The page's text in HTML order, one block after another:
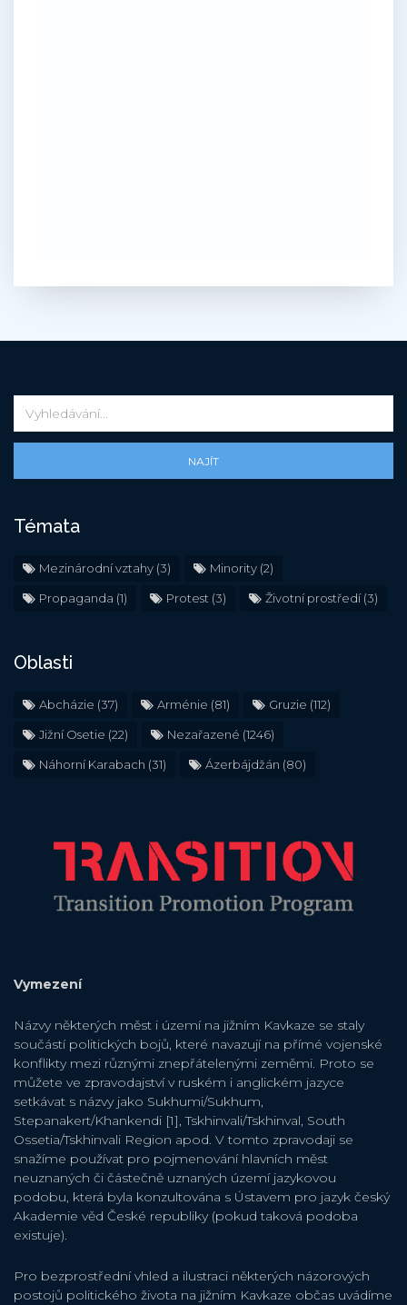
NAJÍT
Témata
Mezinárodní vztahy (3) Minority (2)
Propaganda (1) Protest (3) Životní prostředí(3)
Oblasti
Abcházie (37) Arménie (81) Gruzie (112)
Jižní Osetie (22) Nezařazené (1246)
Náhorní Karabach (31) Ázerbájdžán (80)
Vymezení
Názvy některých měst i území na jižním Kavkaze se staly
součástí politických bojů, které navazují na přímé vojenské
konflikty mezi různými znepřátelenými zeměmi. Proto se
můžete ve zpravodajství v ruském i anglickém jazyce
setkávat s názvy jako Sukhumi/Sukhum,
Stepanakert/Khankendi [1], Tskhinvali/Tskhinval, South
Ossetia/Tskhinvali Region apod. V tomto zpravodaji se
snažíme používat pro pojmenování hlavních měst
neuznaných či částečně uznaných území jazykovou
podobu, která byla konzultována s Ústavem pro jazyk český
Akademie věd České republiky (pokud taková podoba
existuje).
Pro bezprostřední vhled a ilustraci některých názorových
postojů politického života na jižním Kavkaze občas uvádíme